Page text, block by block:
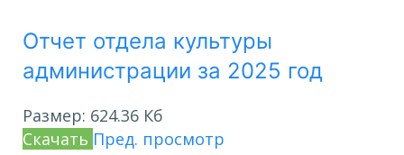
Отчет отдела культуры
администрации за 2025 год
Размер: 624.36 Кб
Скачать Пред. просмотр